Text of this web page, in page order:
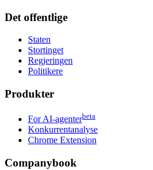
Det offentlige
Staten
Stortinget
Regjeringen
Politikere
Produkter
For AI-agenterbeta
Konkurrentanalyse
Chrome Extension
Companybook